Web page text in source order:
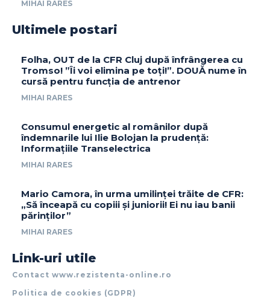
MIHAI RARES
Ultimele postari
Folha, OUT de la CFR Cluj după înfrângerea cu
Tromso! ”Îi voi elimina pe toți!”. DOUĂ nume în
cursă pentru funcția de antrenor
MIHAI RARES
Consumul energetic al românilor după
îndemnarile lui Ilie Bolojan la prudență:
Informațiile Transelectrica
MIHAI RARES
Mario Camora, în urma umilinței trăite de CFR:
„Să înceapă cu copiii și juniorii! Ei nu iau banii
părinților”
MIHAI RARES
Link-uri utile
Contact www.rezistenta-online.ro
Politica de cookies (GDPR)